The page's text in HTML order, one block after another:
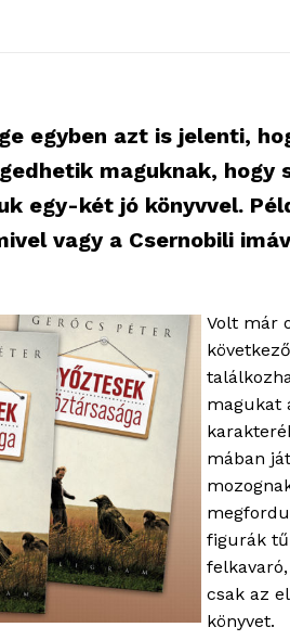
egyben azt is jelenti,
maguknak,
egy-két jó könyvvel.
vagy a Csernobili
Volt már
magukat
mában
figurák
csak az
könyvet.